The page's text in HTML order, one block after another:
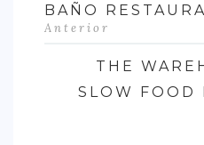
BAÑO
Anterior
THE
SLOW FOOD